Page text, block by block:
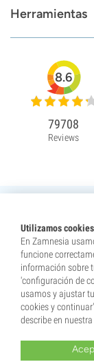
Herramientas
Utilizamos cookies
En Zamnesia
funcione
información sobre
'configuración de
usamos y ajustar
cookies y
describe en
8.6
79708
Reviews
* Nuestras semillas se